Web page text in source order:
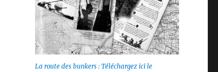
La route des bunkers : Téléchargez ici le